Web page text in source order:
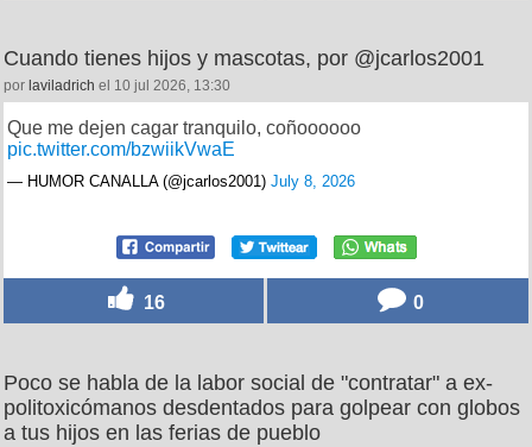
Cuando tienes hijos y mascotas, por @jcarlos2001
por laviladrich el 10 jul 2026, 13:30
Que me dejen cagar tranquilo, coñoooooo
pic.twitter.com/bzwiikVwaE
— HUMOR CANALLA (@jcarlos2001) July 8, 2026
16 0
Poco se habla de la labor social de "contratar" a ex-
politoxicómanos desdentados para golpear con globos
a tus hijos en las ferias de pueblo